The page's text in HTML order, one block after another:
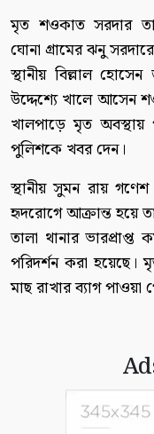
মৃত শওকাত সরদার
ঘোনা গ্রামের ঝনু
স্থানীয় বিল্লাল
উদ্দেশ্যে খালে আসেন
খালপাড়ে মৃত অবস্থায়
পুলিশকে খবর দেন।
স্থানীয় সুমন রায় গণেশ
হৃদরোগে আক্রান্ত হয়ে
তালা থানার ভারপ্রাপ্ত
পরিদর্শন করা হয়েছে।
মাছ রাখার ব্যাগ পাওয়া